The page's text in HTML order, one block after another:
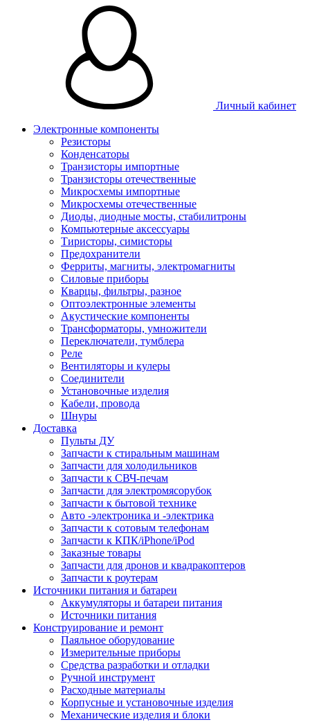
Личный кабинет
Электронные компоненты
Резисторы
Конденсаторы
Транзисторы импортные
Транзисторы отечественные
Микросхемы импортные
Микросхемы отечественные
Диоды, диодные мосты, стабилитроны
Компьютерные аксессуары
Тиристоры, симисторы
Предохранители
Ферриты, магниты, электромагниты
Силовые приборы
Кварцы, фильтры, разное
Оптоэлектронные элементы
Акустические компоненты
Трансформаторы, умножители
Переключатели, тумблера
Реле
Вентиляторы и кулеры
Соединители
Установочные изделия
Кабели, провода
Шнуры
Доставка
Пульты ДУ
Запчасти к стиральным машинам
Запчасти для холодильников
Запчасти к СВЧ-печам
Запчасти для электромясорубок
Запчасти к бытовой технике
Авто -электроника и -электрика
Запчасти к сотовым телефонам
Запчасти к КПК/iPhone/iPod
Заказные товары
Запчасти для дронов и квадракоптеров
Запчасти к роутерам
Источники питания и батареи
Аккумуляторы и батареи питания
Источники питания
Конструирование и ремонт
Паяльное оборудование
Измерительные приборы
Средства разработки и отладки
Ручной инструмент
Расходные материалы
Корпусные и установочные изделия
Механические изделия и блоки